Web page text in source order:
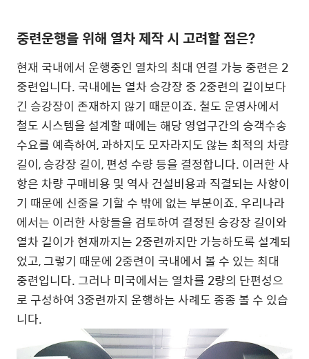
중련운행을 위해 열차 제작 시 고려할 점은?
현재 국내에서 운행중인 열차의 최대 연결 가능 중련은 2
중련입니다. 국내에는 열차 승강장 중 2중련의 길이보다
긴 승강장이 존재하지 않기 때문이죠. 철도 운영사에서
철도 시스템을 설계할 때에는 해당 영업구간의 승객수송
수요를 예측하여, 과하지도 모자라지도 않는 최적의 차량
길이, 승강장 길이, 편성 수량 등을 결정합니다. 이러한 사
항은 차량 구매비용 및 역사 건설비용과 직결되는 사항이
기 때문에 신중을 기할 수 밖에 없는 부분이죠. 우리나라
에서는 이러한 사항들을 검토하여 결정된 승강장 길이와
열차 길이가 현재까지는 2중련까지만 가능하도록 설계되
었고, 그렇기 때문에 2중련이 국내에서 볼 수 있는 최대
중련입니다. 그러나 미국에서는 열차를 2량의 단편성으
로 구성하여 3중련까지 운행하는 사례도 종종 볼 수 있습
니다.